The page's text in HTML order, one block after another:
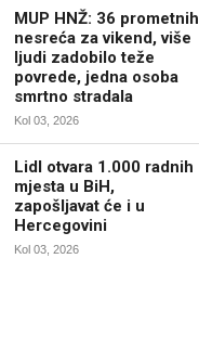
MUP HNŽ: 36 prometnih
nesreća za vikend, više
ljudi zadobilo teže
povrede, jedna osoba
smrtno stradala
Kol 03, 2026
Lidl otvara 1.000 radnih
mjesta u BiH,
zapošljavat će i u
Hercegovini
Kol 03, 2026